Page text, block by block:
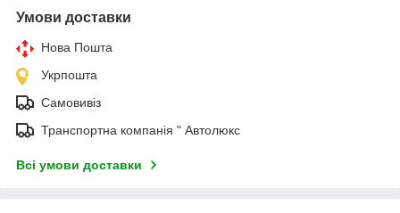
Умови доставки
Нова Пошта
Укрпошта
Самовивіз
Транспортна компанія " Автолюкс
Всі умови доставки